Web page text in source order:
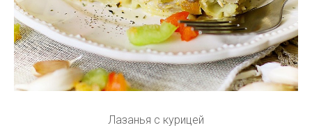
Лазанья с курицей